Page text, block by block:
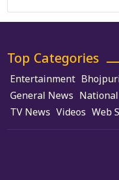
Top Categories
Entertainment
General News National
TV News Videos Web